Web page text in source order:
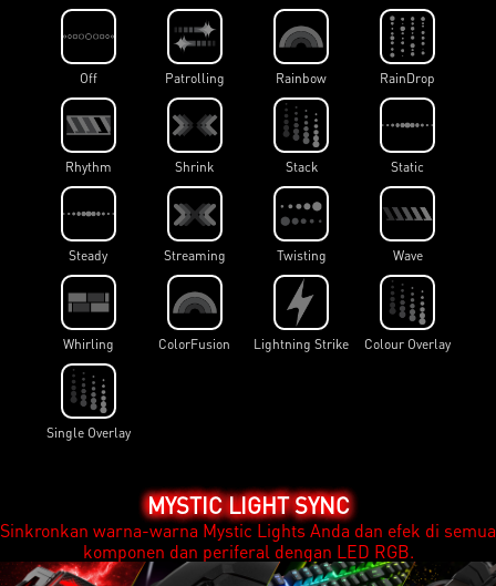
Off Patrolling Rainbow RainDrop
Rhythm Shrink Stack Static
Steady Streaming Twisting Wave
Whirling ColorFusion Lightning Strike Colour Overlay
Single Overlay
MYSTIC LIGHT SYNC
Sinkronkan warna-warna Mystic Lights Anda dan efek di semua
komponen dan periferal dengan LED RGB.